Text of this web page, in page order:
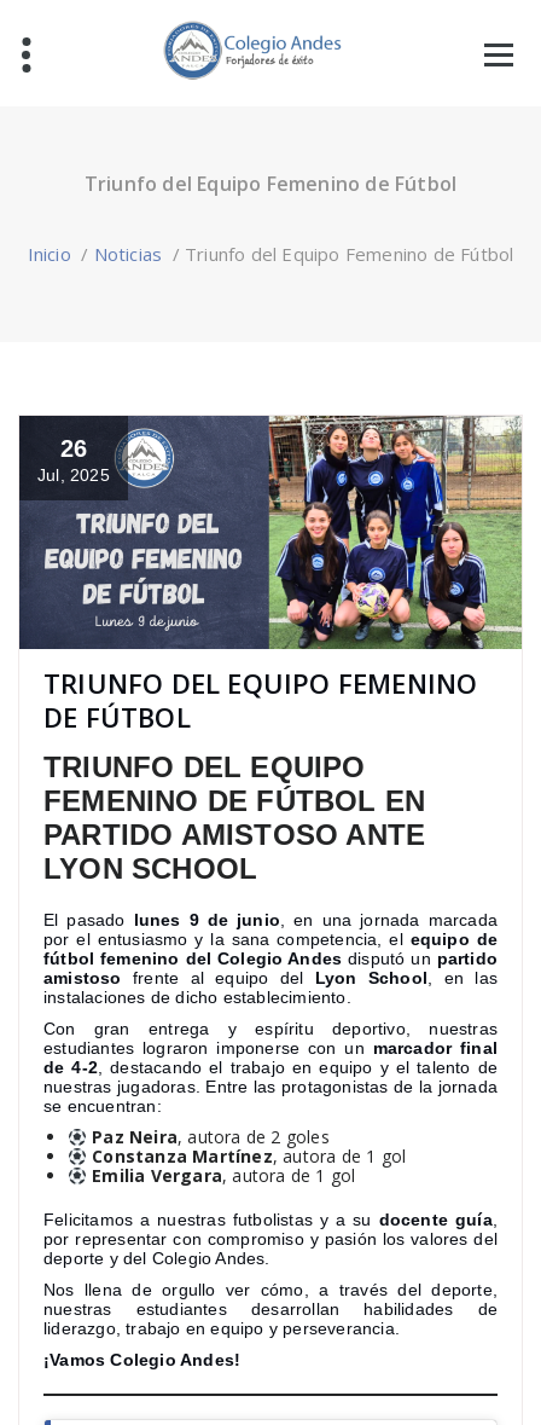
Triunfo del Equipo Femenino de Fútbol
Inicio / Noticias / Triunfo del Equipo Femenino de Fútbol
26
Jul, 2025
TRIUNFO DEL EQUIPO FEMENINO
DE FÚTBOL
TRIUNFO DEL EQUIPO
FEMENINO DE FÚTBOL EN
PARTIDO AMISTOSO ANTE
LYON SCHOOL
El pasado lunes 9 de junio, en una jornada marcada
por el entusiasmo y la sana competencia, el equipo de
fútbol femenino del Colegio Andes disputó un partido
amistoso
frente al equipo del Lyon School, en las
instalaciones de dicho establecimiento.
Con gran entrega y espíritu deportivo, nuestras
estudiantes lograron imponerse con un marcador final
de 4-2, destacando el trabajo en equipo y el talento de
nuestras jugadoras. Entre las protagonistas de la jornada
se encuentran:
Paz Neira, autora de 2 goles
Constanza Martínez, autora de 1 gol
Emilia Vergara, autora de 1 gol
Felicitamos a nuestras futbolistas y a su docente guía,
por representar con compromiso y pasión los valores del
deporte y del Colegio Andes.
Nos llena de orgullo ver cómo, a través del deporte,
nuestras estudiantes desarrollan habilidades de
liderazgo, trabajo en equipo y perseverancia.
¡Vamos Colegio Andes!